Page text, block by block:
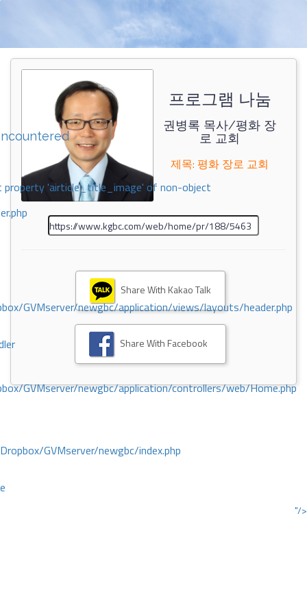
property 'airticle_title_image' of non-object
GVMserver/newgbc/application/views/layouts/header.php
GVMserver/newgbc/application/controllers/web/Home.php
GVMserver/newgbc/index.php
"/>
프로그램 나눔
권병록 목사/평화 장
로 교회
제목: 평화 장로 교회
Share With Kakao Talk
Share With Facebook